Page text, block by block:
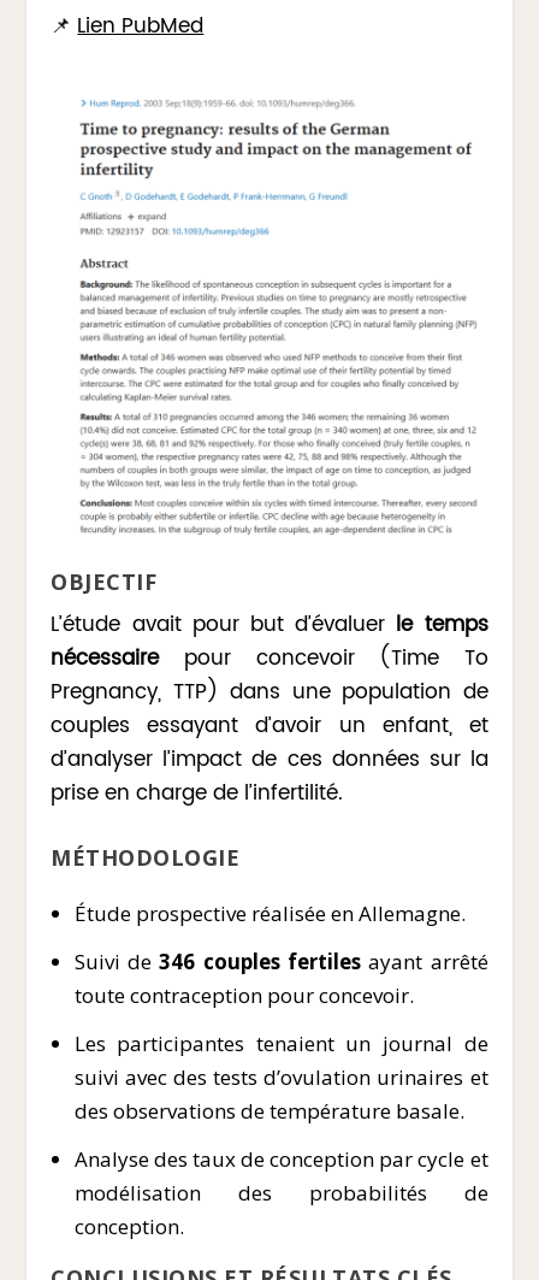
📌Lien PubMed
OBJECTIF
L’étude avait pour but d’évaluer le temps
nécessairepour concevoir (Time To
Pregnancy, TTP) dans une population de
couples essayant d’avoir un enfant, et
d’analyser l’impact de ces données sur la
prise en charge de l’infertilité.
MÉTHODOLOGIE
Étude prospective réalisée en Allemagne.
Suivi de346 couples fertiles ayant arrêté
toute contraception pour concevoir.
Les participantes tenaient un journal de
suivi avec des tests d’ovulation urinaires et
des observations de température basale.
Analyse des taux de conception par cycle et
modélisation des probabilités de
conception.